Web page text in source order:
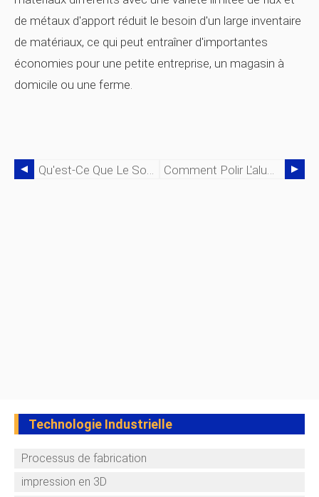
de métaux d'apport réduit le besoin d'un large inventaire
de matériaux, ce qui peut entraîner d'importantes
économies pour une petite entreprise, un magasin à
domicile ou une ferme.
Qu'est-Ce Que Le Soudage Au Gaz ? - Pièces, Processus Et Application Comment Polir L'aluminium Anodisé
Technologie Industrielle
Processus de fabrication
impression en 3D